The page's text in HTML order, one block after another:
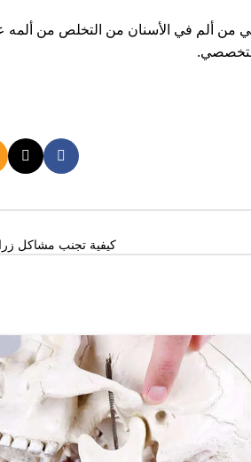
ألم في الأسنان من التخلص من ألمه
كيفية تجنب مشاكل